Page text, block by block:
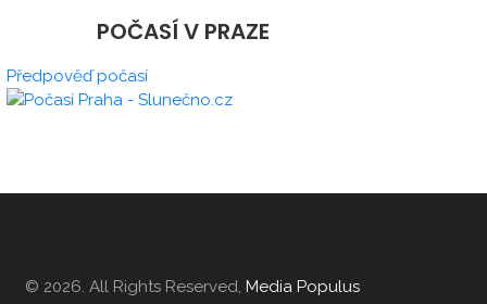
POČASÍ V PRAZE
Předpověď počasí
© 2026. All Rights Reserved, Media Populus